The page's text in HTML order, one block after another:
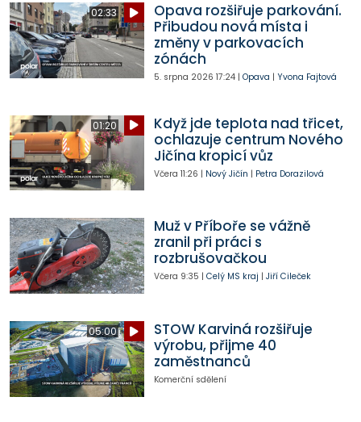
02:33
Opava rozšiřuje parkování.
Přibudou nová místa i
změny v parkovacích
zónách
5. srpna 2026 17:24| Opava | Yvona Fajtová
01:20
Když jde teplota nad třicet,
ochlazuje centrum Nového
Jičína kropicí vůz
Včera 11:26 | Nový Jičín | Petra Dorazilová
Muž v Příboře se vážně
zranil při práci s
rozbrušovačkou
Včera 9:35 | Celý MS kraj | Jiří Cileček
05:00
STOW Karviná rozšiřuje
výrobu, přijme 40
zaměstnanců
Komerční sdělení